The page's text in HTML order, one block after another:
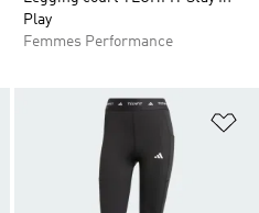
Play
Femmes Performance
Ajouter à la Liste de produits